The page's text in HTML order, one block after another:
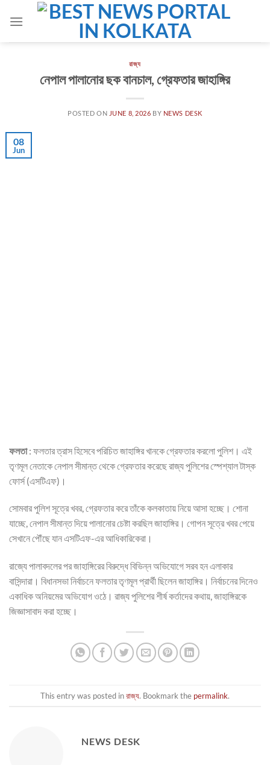
রাজ্য
নেপাল পালানোর ছক বানচাল, গ্রেফতার জাহাঙ্গির
POSTED ON JUNE 8, 2026 BY NEWS DESK
08
Jun
ফলতা: ফলতার ত্রাস হিসেবে পরিচিত জাহাঙ্গির খানকে গ্রেফতার করলো পুলিশ। এই
তৃণমূল নেতাকে নেপাল সীমান্ত থেকে গ্রেফতার করেছে রাজ্য পুলিশের স্পেশ্যাল টাস্ক
ফোর্স (এসটিএফ)।
সোমবার পুলিশ সূত্রে খবর, গ্রেফতার করে তাঁকে কলকাতায় নিয়ে আসা হচ্ছে। শোনা
যাচ্ছে, নেপাল সীমান্ত দিয়ে পালানোর চেষ্টা করছিল জাহাঙ্গির। গোপন সূত্রে খবর পেয়ে
সেখানে পৌঁছে যান এসটিএফ-এর আধিকারিকেরা।
রাজ্যে পালাবদলের পর জাহাঙ্গিরের বিরুদ্ধে বিভিন্ন অভিযোগে সরব হন এলাকার
বাসিন্দারা। বিধানসভা নির্বাচনে ফলতার তৃণমূল প্রার্থী ছিলেন জাহাঙ্গির। নির্বাচনের দিনেও
একাধিক অনিয়মের অভিযোগ ওঠে। রাজ্য পুলিশের শীর্ষ কর্তাদের কথায়, জাহাঙ্গিরকে
জিজ্ঞাসাবাদ করা হচ্ছে।
This entry was posted inরাজ্য. Bookmark the permalink.
NEWS DESK